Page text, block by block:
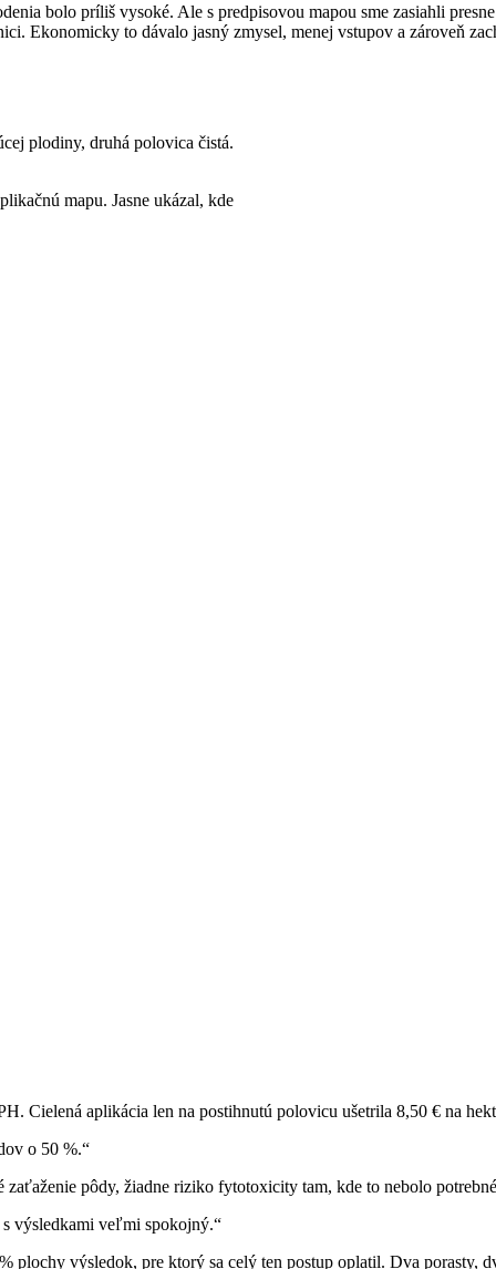
bolo príliš vysoké. Ale s predpisovou mapou sme zasiahli
Ekonomicky to dávalo jasný zmysel, menej vstupov a zároveň
plodiny, druhá polovica čistá.
mapu. Jasne ukázal, kde
Cielená aplikácia len na postihnutú polovicu ušetrila 8,50 € na
o 50 %.“
pôdy, žiadne riziko fytotoxicity tam, kde to nebolo
výsledkami veľmi spokojný.“
plochy výsledok, pre ktorý sa celý ten postup oplatil. Dva porasty,